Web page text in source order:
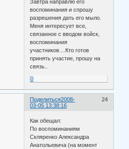
Завтра направлю его
воспоминания и спрошу
разрешения дать его мыло.
Меня интересует все,
связанное с вводом войск,
воспоминания
участников....Кто готов
принять участие, прошу на
связь..
0
Поделиться 24
2008-
03-05 13:38:16
Как обещал:
По воспоминаниям
Скляренко Александра
Анатольевича (на момент